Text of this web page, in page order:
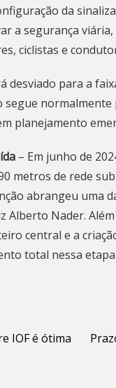
da
a segurança
ciclistas e
para a
normalmente
planejamento
– Em junho de
metros de rede
abrangeu uma
Alberto Nader.
central e a
total nessa
IOF é ótima